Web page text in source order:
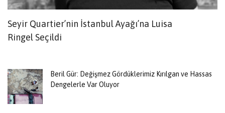
Seyir Quartier’nin İstanbul Ayağı’na Luisa
Ringel Seçildi
Beril Gür: Değişmez Gördüklerimiz Kırılgan ve Hassas
Dengelerle Var Oluyor